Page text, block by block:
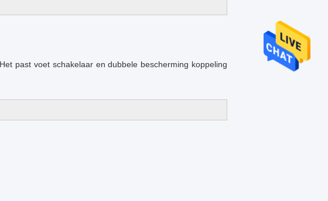
past voet schakelaar en dubbele bescherming koppeling